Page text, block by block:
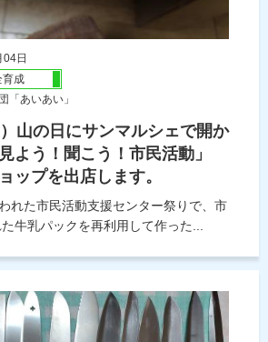
日
育成
「あいあい」
山の日にサンマルシェで開か
よう！聞こう！市民活動」
ップを出店します。
れた市民活動支援センター祭りで、市
牛乳パックを再利用して作った...